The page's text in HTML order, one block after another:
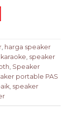
, harga speaker
, speaker
, Speaker
portable PAS
, speaker